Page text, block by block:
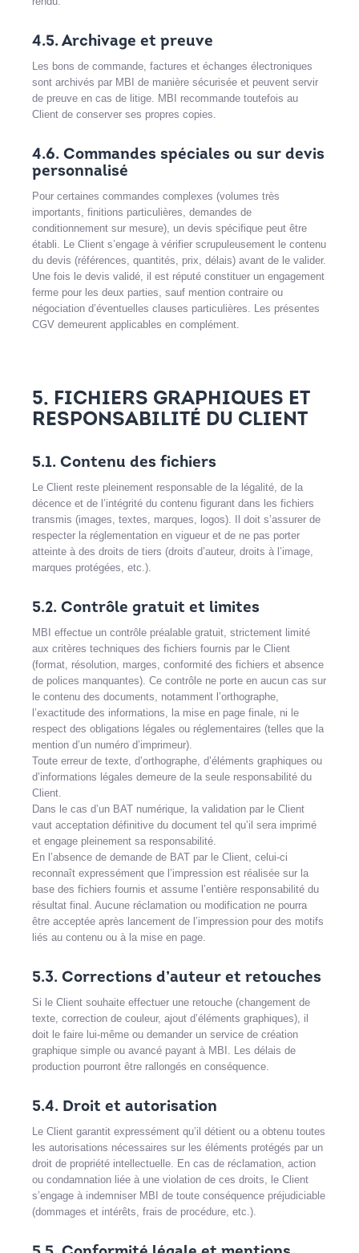
4.5. Archivage et preuve
Les bons de commande, factures et échanges électroniques
sont archivés par MBI de manière sécurisée et peuvent servir
de preuve en cas de litige. MBI recommande toutefois au
Client de conserver ses propres copies.
4.6. Commandes spéciales ou sur devis
personnalisé
Pour certaines commandes complexes (volumes très
importants, finitions particulières, demandes de
conditionnement sur mesure), un devis spécifique peut être
établi. Le Client s’engage à vérifier scrupuleusement le contenu
du devis (références, quantités, prix, délais) avant de le valider.
Une fois le devis validé, il est réputé constituer un engagement
ferme pour les deux parties, sauf mention contraire ou
négociation d’éventuelles clauses particulières. Les présentes
CGV demeurent applicables en complément.
5. FICHIERS GRAPHIQUES ET
RESPONSABILITÉ DU CLIENT
5.1. Contenu des fichiers
Le Client reste pleinement responsable de la légalité, de la
décence et de l’intégrité du contenu figurant dans les fichiers
transmis (images, textes, marques, logos). Il doit s’assurer de
respecter la réglementation en vigueur et de ne pas porter
atteinte à des droits de tiers (droits d’auteur, droits à l’image,
marques protégées, etc.).
5.2. Contrôle gratuit et limites
MBI effectue un contrôle préalable gratuit, strictement limité
aux critères techniques des fichiers fournis par le Client
(format, résolution, marges, conformité des fichiers et absence
de polices manquantes). Ce contrôle ne porte en aucun cas sur
le contenu des documents, notamment l’orthographe,
l’exactitude des informations, la mise en page finale, ni le
respect des obligations légales ou réglementaires (telles que la
mention d’un numéro d’imprimeur).
Toute erreur de texte, d’orthographe, d’éléments graphiques ou
d’informations légales demeure de la seule responsabilité du
Client.
Dans le cas d’un BAT numérique, la validation par le Client
vaut acceptation définitive du document tel qu’il sera imprimé
et engage pleinement sa responsabilité.
En l’absence de demande de BAT par le Client, celui-ci
reconnaît expressément que l’impression est réalisée sur la
base des fichiers fournis et assume l’entière responsabilité du
résultat final. Aucune réclamation ou modification ne pourra
être acceptée après lancement de l’impression pour des motifs
liés au contenu ou à la mise en page.
5.3. Corrections d’auteur et retouches
Si le Client souhaite effectuer une retouche (changement de
texte, correction de couleur, ajout d’éléments graphiques), il
doit le faire lui-même ou demander un service de création
graphique simple ou avancé payant à MBI. Les délais de
production pourront être rallongés en conséquence.
5.4. Droit et autorisation
Le Client garantit expressément qu’il détient ou a obtenu toutes
les autorisations nécessaires sur les éléments protégés par un
droit de propriété intellectuelle. En cas de réclamation, action
ou condamnation liée à une violation de ces droits, le Client
s’engage à indemniser MBI de toute conséquence préjudiciable
(dommages et intérêts, frais de procédure, etc.).